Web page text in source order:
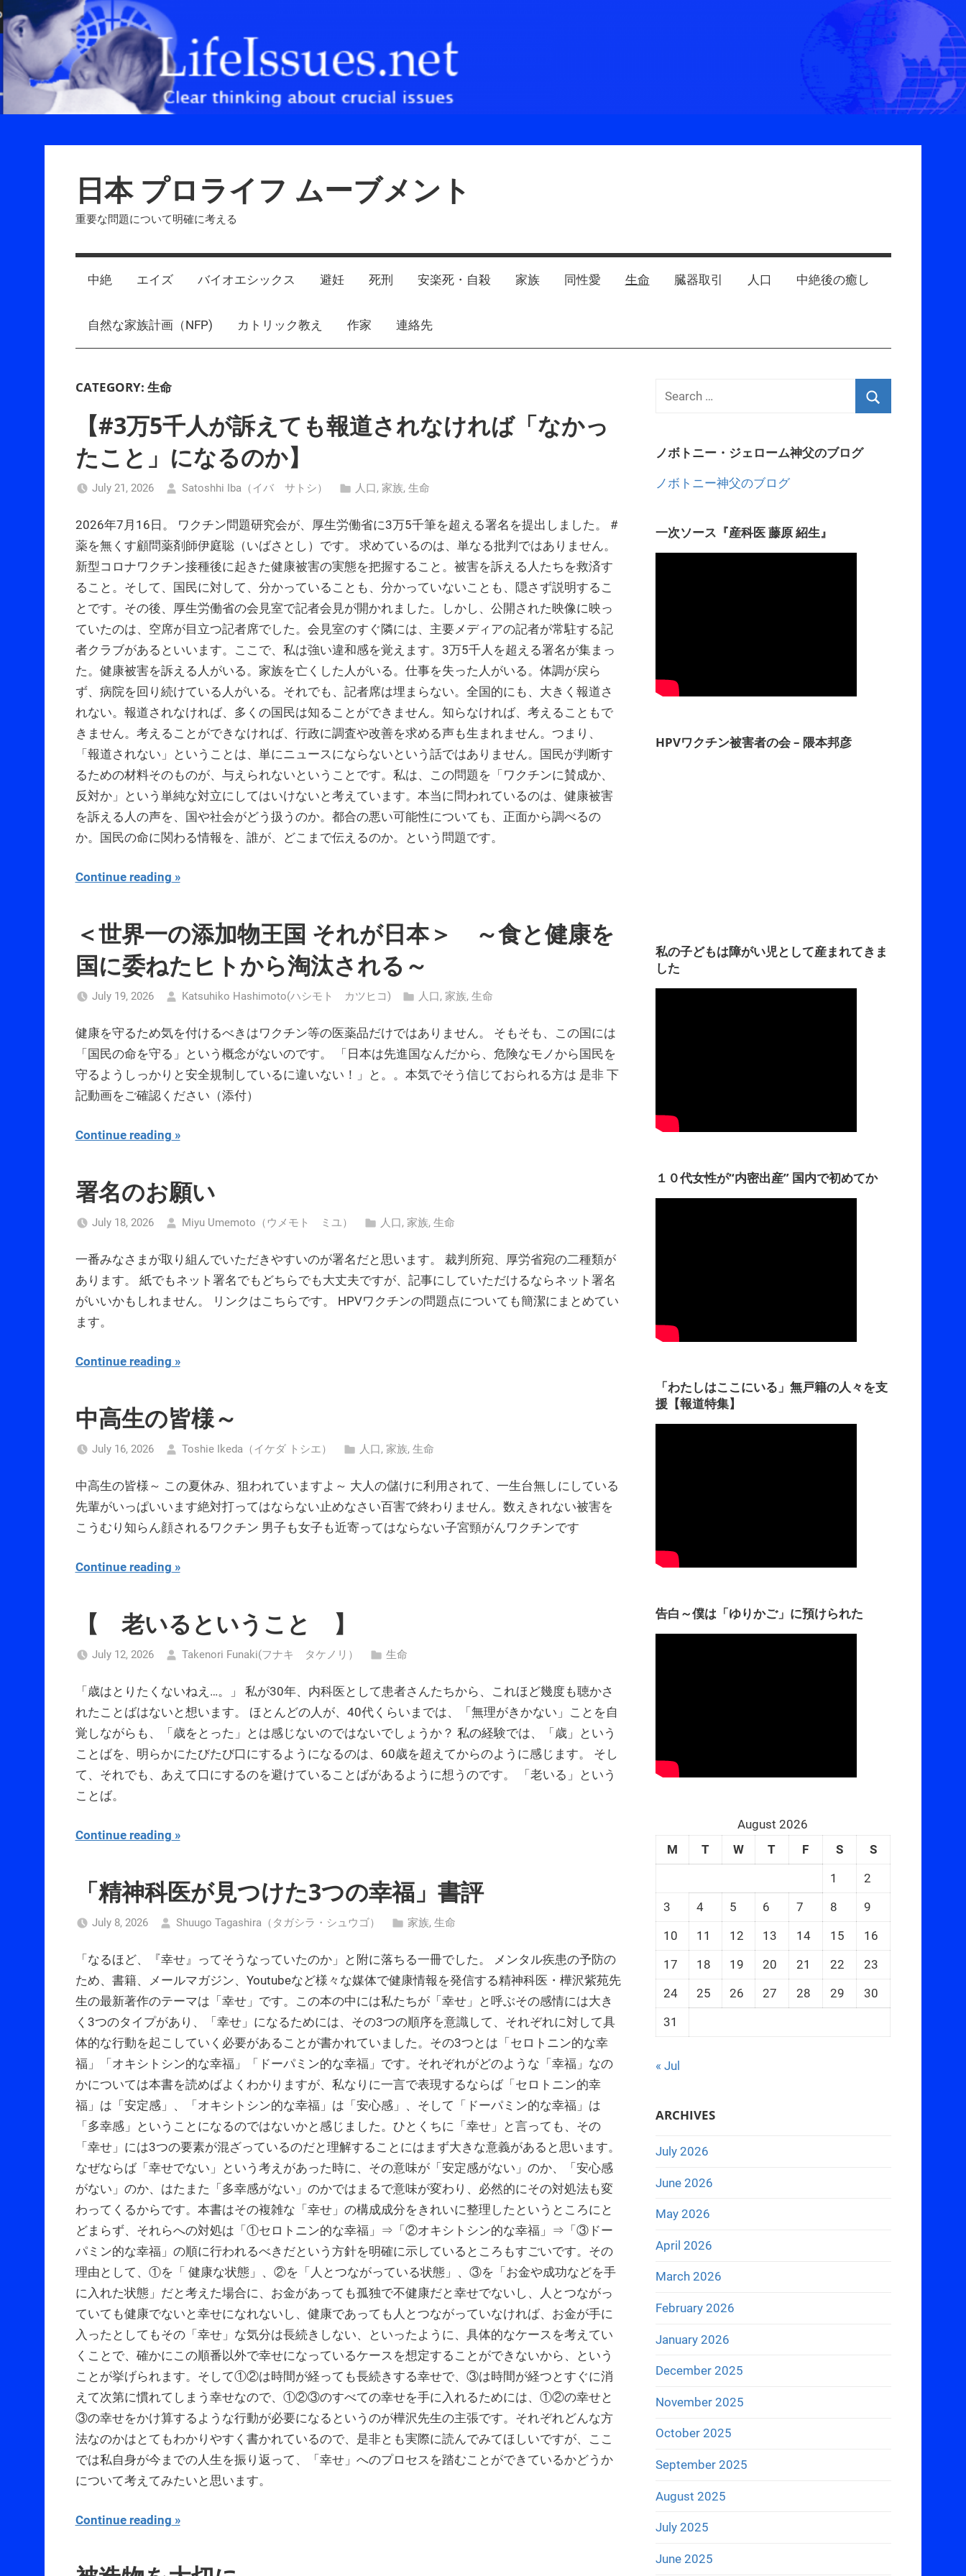
Skip
to
content
日本 プロライフ ムーブメント
重要な問題について明確に考える
中絶 エイズ バイオエシックス 避妊 死刑 安楽死・自殺 家族 同性愛 生命 臓器取引 人口 中絶後の癒し
自然な家族計画（NFP) カトリック教え 作家 連絡先
CATEGORY: 生命
【#3万5千人が訴えても報道されなければ「なかっ
たこと」になるのか】
July 21, 2026 Satoshhi Iba（イバ サトシ） 人口, 家族, 生命
2026年7月16日。 ワクチン問題研究会が、厚生労働省に3万5千筆を超える署名を提出しました。 #
薬を無くす顧問薬剤師伊庭聡（いばさとし）です。 求めているのは、単なる批判ではありません。
新型コロナワクチン接種後に起きた健康被害の実態を把握すること。被害を訴える人たちを救済す
ること。そして、国民に対して、分かっていることも、分かっていないことも、隠さず説明するこ
とです。その後、厚生労働省の会見室で記者会見が開かれました。しかし、公開された映像に映っ
ていたのは、空席が目立つ記者席でした。会見室のすぐ隣には、主要メディアの記者が常駐する記
者クラブがあるといいます。ここで、私は強い違和感を覚えます。3万5千人を超える署名が集まっ
た。健康被害を訴える人がいる。家族を亡くした人がいる。仕事を失った人がいる。体調が戻ら
ず、病院を回り続けている人がいる。それでも、記者席は埋まらない。全国的にも、大きく報道さ
れない。報道されなければ、多くの国民は知ることができません。知らなければ、考えることもで
きません。考えることができなければ、行政に調査や改善を求める声も生まれません。つまり、
「報道されない」ということは、単にニュースにならないという話ではありません。国民が判断す
るための材料そのものが、与えられないということです。私は、この問題を「ワクチンに賛成か、
反対か」という単純な対立にしてはいけないと考えています。本当に問われているのは、健康被害
を訴える人の声を、国や社会がどう扱うのか。都合の悪い可能性についても、正面から調べるの
か。国民の命に関わる情報を、誰が、どこまで伝えるのか。という問題です。
Continue reading
＜世界一の添加物王国 それが日本＞ ～食と健康を
国に委ねたヒトから淘汰される～
July 19, 2026 Katsuhiko Hashimoto(ハシモト カツヒコ) 人口, 家族, 生命
健康を守るため気を付けるべきはワクチン等の医薬品だけではありません。 そもそも、この国には
「国民の命を守る」という概念がないのです。 「日本は先進国なんだから、危険なモノから国民を
守るようしっかりと安全規制しているに違いない！」と。。本気でそう信じておられる方は 是非 下
記動画をご確認ください（添付）
Continue reading
署名のお願い
July 18, 2026 Miyu Umemoto（ウメモト ミユ） 人口, 家族, 生命
一番みなさまが取り組んでいただきやすいのが署名だと思います。 裁判所宛、厚労省宛の二種類が
あります。 紙でもネット署名でもどちらでも大丈夫ですが、記事にしていただけるならネット署名
がいいかもしれません。 リンクはこちらです。 HPVワクチンの問題点についても簡潔にまとめてい
ます。
Continue reading
中高生の皆様～
July 16, 2026 Toshie Ikeda（イケダ トシエ） 人口, 家族, 生命
中高生の皆様～ この夏休み、狙われていますよ～ 大人の儲けに利用されて、一生台無しにしている
先輩がいっぱいいます絶対打ってはならない止めなさい百害で終わりません。数えきれない被害を
こうむり知らん顔されるワクチン 男子も女子も近寄ってはならない子宮頸がんワクチンです
Continue reading
【 老いるということ 】
July 12, 2026 Takenori Funaki(フナキ タケノリ） 生命
「歳はとりたくないねえ…。」 私が30年、内科医として患者さんたちから、これほど幾度も聴かさ
れたことばはないと想います。 ほとんどの人が、40代くらいまでは、「無理がきかない」ことを自
覚しながらも、「歳をとった」とは感じないのではないでしょうか？ 私の経験では、「歳」という
ことばを、明らかにたびたび口にするようになるのは、60歳を超えてからのように感じます。 そし
て、それでも、あえて口にするのを避けていることばがあるように想うのです。 「老いる」という
ことば。
Continue reading
「精神科医が見つけた3つの幸福」書評
July 8, 2026 Shuugo Tagashira（タガシラ・シュウゴ） 家族, 生命
「なるほど、『幸せ』ってそうなっていたのか」と附に落ちる一冊でした。 メンタル疾患の予防の
ため、書籍、メールマガジン、Youtubeなど様々な媒体で健康情報を発信する精神科医・樺沢紫苑先
生の最新著作のテーマは「幸せ」です。この本の中には私たちが「幸せ」と呼ぶその感情には大き
く3つのタイプがあり、「幸せ」になるためには、その3つの順序を意識して、それぞれに対して具
体的な行動を起こしていく必要があることが書かれていました。その3つとは「セロトニン的な幸
福」「オキシトシン的な幸福」「ドーパミン的な幸福」です。それぞれがどのような「幸福」なの
かについては本書を読めばよくわかりますが、私なりに一言で表現するならば「セロトニン的幸
福」は「安定感」、「オキシトシン的な幸福」は「安心感」、そして「ドーパミン的な幸福」は
「多幸感」ということになるのではないかと感じました。ひとくちに「幸せ」と言っても、その
「幸せ」には3つの要素が混ざっているのだと理解することにはまず大きな意義があると思います。
なぜならば「幸せでない」という考えがあった時に、その意味が「安定感がない」のか、「安心感
がない」のか、はたまた「多幸感がない」のかではまるで意味が変わり、必然的にその対処法も変
わってくるからです。本書はその複雑な「幸せ」の構成成分をきれいに整理したというところにと
どまらず、それらへの対処は「①セロトニン的な幸福」⇒「②オキシトシン的な幸福」⇒「③ドー
パミン的な幸福」の順に行われるべきだという方針を明確に示しているところもすごいです。その
理由として、①を「 健康な状態」、②を「人とつながっている状態」、③を「お金や成功などを手
に入れた状態」だと考えた場合に、お金があっても孤独で不健康だと幸せでないし、人とつながっ
ていても健康でないと幸せになれないし、健康であっても人とつながっていなければ、お金が手に
入ったとしてもその「幸せ」な気分は長続きしない、といったように、具体的なケースを考えてい
くことで、確かにこの順番以外で幸せになっているケースを想定することができないから、という
ことが挙げられます。そして①②は時間が経っても長続きする幸せで、③は時間が経つとすぐに消
えて次第に慣れてしまう幸せなので、①②③のすべての幸せを手に入れるためには、①②の幸せと
③の幸せをかけ算するような行動が必要になるというのが樺沢先生の主張です。それぞれどんな方
法なのかはとてもわかりやすく書かれているので、是非とも実際に読んでみてほしいですが、ここ
では私自身が今までの人生を振り返って、「幸せ」へのプロセスを踏むことができているかどうか
について考えてみたいと思います。
Continue reading
ノボトニー・ジェローム神父のブログ
ノボトニー神父のブログ
一次ソース『産科医 藤原 紹生』
HPVワクチン被害者の会 – 隈本邦彦
私の子どもは障がい児として産まれてきま
した
１０代女性が“内密出産” 国内で初めてか
「わたしはここにいる」無戸籍の人々を支
援【報道特集】
告白～僕は「ゆりかご」に預けられた
August 2026
M
T W T F S
S
1
2
3
4 5 6 7 8
9
10
11 12 13 14 15
16
17
18 19 20 21 22
23
24
25 26 27 28 29
30
31
« Jul
ARCHIVES
July 2026
June 2026
May 2026
April 2026
March 2026
February 2026
January 2026
December 2025
November 2025
October 2025
September 2025
August 2025
July 2025
June 2025